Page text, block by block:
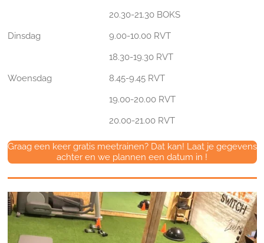
20.30-21.30 BOKS
Dinsdag
9.00-10.00 RVT
18.30-19.30 RVT
Woensdag
8.45-9.45 RVT
19.00-20.00 RVT
20.00-21.00 RVT
Graag een keer gratis meetrainen? Dat kan! Laat je gegevens
achter en we plannen een datum in !